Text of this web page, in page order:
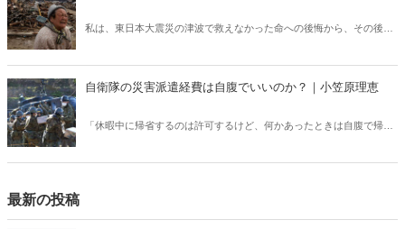
私は、東日本大震災の津波で救えなかった命への後悔から、その後、
などの緊急時に対応できる憲法に現行憲法はなっていない――。
自衛隊の災害派遣経費は自腹でいいのか？｜小笠原理恵
「休暇中に帰省するのは許可するけど、何かあったときは自腹で帰っ
最新の投稿